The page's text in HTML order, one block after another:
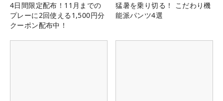
4日間限定配布！11月までの
プレーに2回使える1,500円分
クーポン配布中！
猛暑を乗り切る！ こだわり機
能派パンツ4選